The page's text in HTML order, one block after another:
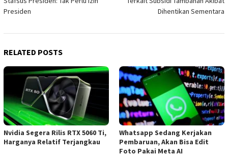
Presiden
Dihentikan Sementara
RELATED POSTS
Nvidia Segera Rilis RTX 5060 Ti,
Harganya Relatif Terjangkau
Whatsapp Sedang Kerjakan
Pembaruan, Akan Bisa Edit
Foto Pakai Meta AI